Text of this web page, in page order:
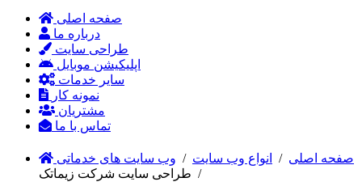
صفحه اصلی
درباره ما
طراحی سایت
اپلیکیشن موبایل
سایر خدمات
نمونه کار
مشتریان
تماس با ما
صفحه اصلی / انواع وب سایت / وب سایت های خدماتی
/ طراحی سایت شرکت زیماتک